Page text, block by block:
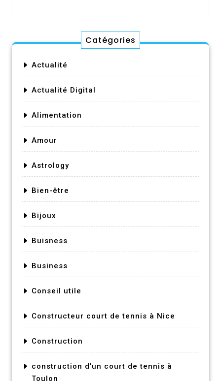
Catégories
Actualité
Actualité Digital
Alimentation
Amour
Astrology
Bien-être
Bijoux
Buisness
Business
Conseil utile
Constructeur court de tennis à Nice
Construction
construction d'un court de tennis à
Toulon